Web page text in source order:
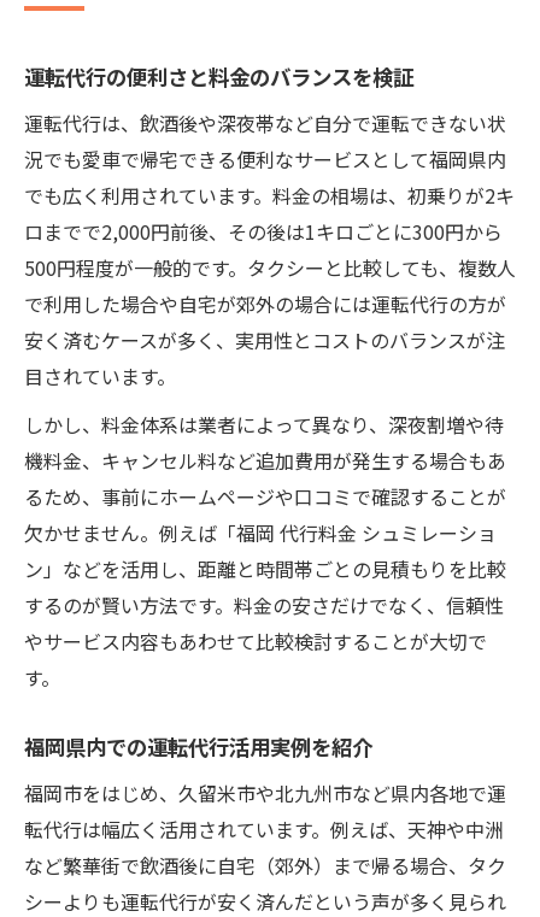
運転代行の便利さと料金のバランスを検証
運転代行は、飲酒後や深夜帯など自分で運転できない状
況でも愛車で帰宅できる便利なサービスとして福岡県内
でも広く利用されています。料金の相場は、初乗りが2キ
ロまでで2,000円前後、その後は1キロごとに300円から
500円程度が一般的です。タクシーと比較しても、複数人
で利用した場合や自宅が郊外の場合には運転代行の方が
安く済むケースが多く、実用性とコストのバランスが注
目されています。
しかし、料金体系は業者によって異なり、深夜割増や待
機料金、キャンセル料など追加費用が発生する場合もあ
るため、事前にホームページや口コミで確認することが
欠かせません。例えば「福岡 代行料金 シュミレーショ
ン」などを活用し、距離と時間帯ごとの見積もりを比較
するのが賢い方法です。料金の安さだけでなく、信頼性
やサービス内容もあわせて比較検討することが大切で
す。
福岡県内での運転代行活用実例を紹介
福岡市をはじめ、久留米市や北九州市など県内各地で運
転代行は幅広く活用されています。例えば、天神や中洲
など繁華街で飲酒後に自宅（郊外）まで帰る場合、タク
シーよりも運転代行が安く済んだという声が多く見られ